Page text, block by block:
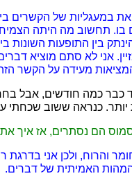
במעגליות של הקשרים
תחשוב מה היתה
בין התופעות
אני לא סתם מוציא
מעידה על הקשר
כבר כמה חודשים, אבל
יותר. כנראה ששוב שכחתי
הם נסתרים, אז איך
והרוח, ולכן אני
האמיתית של דברים.